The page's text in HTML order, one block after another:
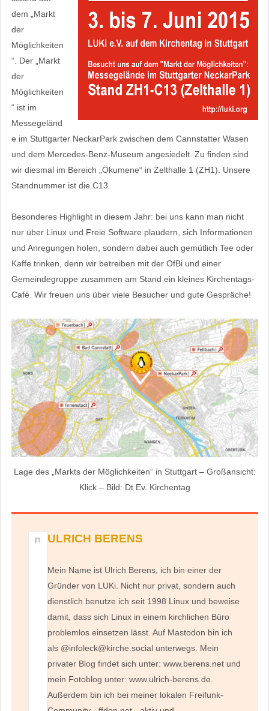
dem „Markt
der
Möglichkeiten
“. Der „Markt
der
Möglichkeiten
“ ist im
Messegeländ
e im Stuttgarter NeckarPark zwischen dem Cannstatter Wasen
und dem Mercedes-Benz-Museum angesiedelt. Zu finden sind
wir diesmal im Bereich „Ökumene“ in Zelthalle 1 (ZH1). Unsere
Standnummer ist die C13.
Besonderes Highlight in diesem Jahr: bei uns kann man nicht
nur über Linux und Freie Software plaudern, sich Informationen
und Anregungen holen, sondern dabei auch gemütlich Tee oder
Kaffe trinken, denn wir betreiben mit der OfBi und einer
Gemeindegruppe zusammen am Stand ein kleines Kirchentags-
Café. Wir freuen uns über viele Besucher und gute Gespräche!
Lage des „Markts der Möglichkeiten“ in Stuttgart – Großansicht:
Klick – Bild: Dt.Ev. Kirchentag
ULRICH BERENS
Mein Name ist Ulrich Berens, ich bin einer der
Gründer von LUKi. Nicht nur privat, sondern auch
dienstlich benutze ich seit 1998 Linux und beweise
damit, dass sich Linux in einem kirchlichen Büro
problemlos einsetzen lässt. Auf Mastodon bin ich
als @infoleck@kirche.social unterwegs. Mein
privater Blog findet sich unter: www.berens.net und
mein Fotoblog unter: www.ulrich-berens.de.
Außerdem bin ich bei meiner lokalen Freifunk-